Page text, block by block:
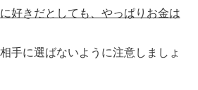
好きだとしても、やっぱりお金は
手に選ばないように注意しましょ